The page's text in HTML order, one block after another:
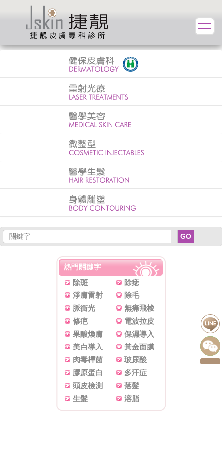
GO
除斑
除痣
淨膚雷射
除毛
脈衝光
無痛飛梭
修疤
電波拉皮
果酸煥膚
保濕導入
美白導入
黃金面膜
肉毒桿菌
玻尿酸
膠原蛋白
多汗症
頭皮檢測
落髮
生髮
溶脂